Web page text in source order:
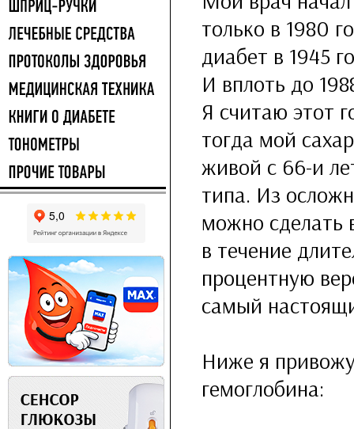
только в 1980
диабет в 1945
И вплоть до
Я считаю этот
тогда мой
живой с 66-и
типа. Из
можно сделать
в течение
процентную
самый
Ниже я
гемоглобина: